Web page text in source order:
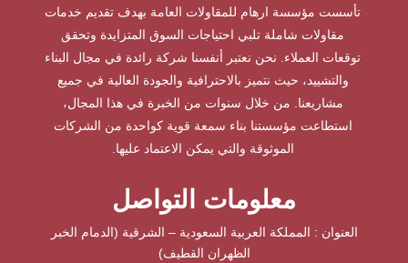
تأسست مؤسسة ارهام للمقاولات العامة بهدف تقديم خدمات
مقاولات شاملة تلبي احتياجات السوق المتزايدة وتحقق
توقعات العملاء. نحن نعتبر أنفسنا شركة رائدة في مجال البناء
والتشييد، حيث نتميز بالاحترافية والجودة العالية في جميع
مشاريعنا. من خلال سنوات من الخبرة في هذا المجال،
استطاعت مؤسستنا بناء سمعة قوية كواحدة من الشركات
الموثوقة والتي يمكن الاعتماد عليها.
معلومات التواصل
العنوان : المملكة العربية السعودية – الشرقية (الدمام الخبر
الظهران القطيف)